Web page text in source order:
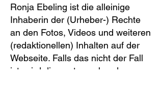
Ronja Ebeling ist die alleinige
Inhaberin der (Urheber-) Rechte
an den Fotos, Videos und weiteren
(redaktionellen) Inhalten auf der
Webseite. Falls das nicht der Fall
ist, wird dies entsprechend